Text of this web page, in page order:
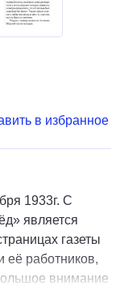
в избранное
1933г. С
является
газеты
её работников,
внимание